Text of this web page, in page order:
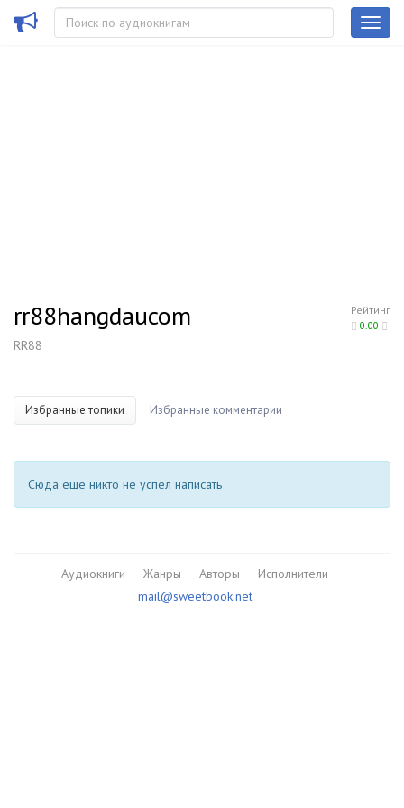
Рейтинг
0.00
rr88hangdaucom
RR88
Избранные топики Избранные комментарии
Сюда еще никто не успел написать
Аудиокниги Жанры Авторы
Исполнители
mail@sweetbook.net